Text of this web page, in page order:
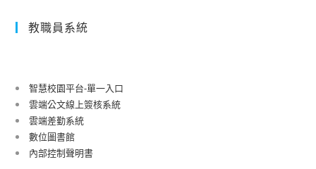
教職員系統
智慧校園平台-單一入口
雲端公文線上簽核系統
雲端差勤系統
數位圖書館
內部控制聲明書